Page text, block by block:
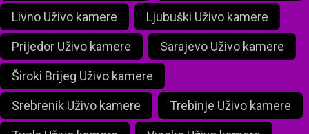
Livno Uživo kamere Ljubuški Uživo kamere
Prijedor Uživo kamere Sarajevo Uživo kamere
Široki Brijeg Uživo kamere
Srebrenik Uživo kamere Trebinje Uživo kamere